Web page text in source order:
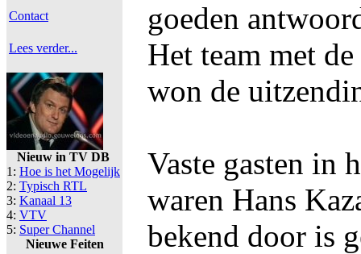
Contact
Lees verder...
Nieuw in TV DB
1: Hoe is het Mogelijk
2: Typisch RTL
3: Kanaal 13
4: VTV
5: Super Channel
Nieuwe Feiten
goeden
Het team met
won de
Vaste gasten in
waren Hans
bekend door is